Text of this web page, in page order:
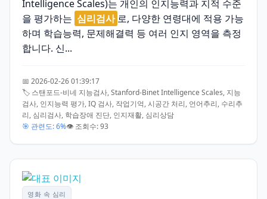
Intelligence Scales)는 개인의 인지능력과 지적 수준
을 평가하는 심리검사 로, 다양한 연령대에 적용 가능
하며 학습능력, 문제해결력 등 여러 인지 영역을 측정
합니다. 신...
📅 2026-02-26 01:39:17
🏷️ 스탠포드-비네 지능검사, Stanford-Binet Intelligence Scales, 지능
검사, 인지능력 평가, IQ 검사, 작업기억, 시공간 처리, 언어추리, 수리추
리, 심리검사, 학습장애 진단, 인지재활, 심리상담
🎯 관련도: 6%👁️ 조회수: 93
영화 속 심리